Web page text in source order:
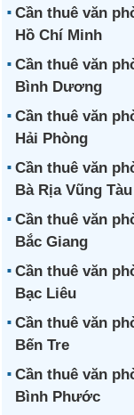
Cần thuê văn
Hồ Chí Minh
Cần thuê văn
Bình Dương
Cần thuê văn
Hải Phòng
Cần thuê văn
Bà Rịa Vũng Tàu
Cần thuê văn
Bắc Giang
Cần thuê văn
Bạc Liêu
Cần thuê văn
Bến Tre
Cần thuê văn
Bình Phước